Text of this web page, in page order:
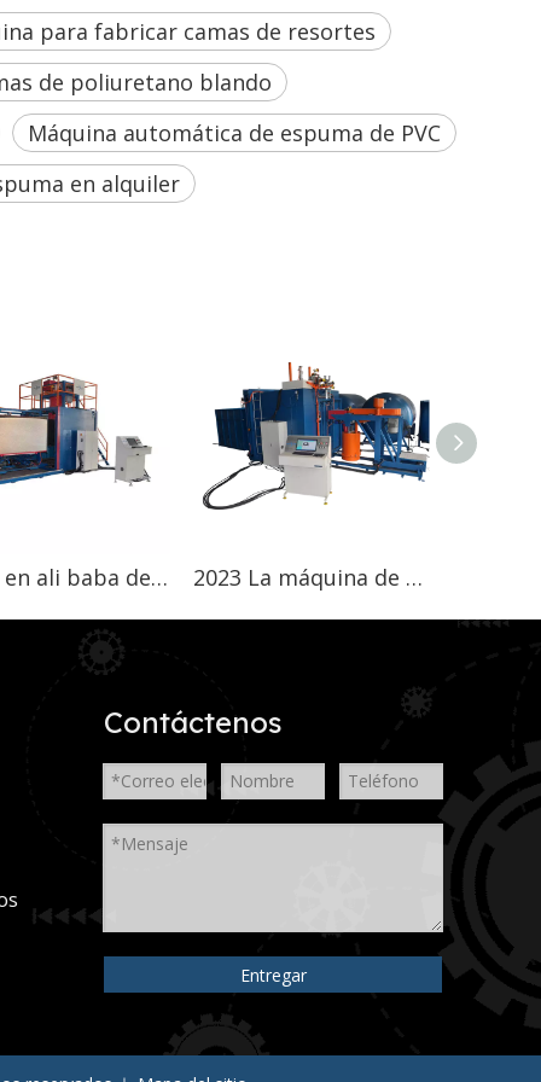
para fabricar camas de resortes
de poliuretano blando
Máquina automática de espuma de PVC
en alquiler
Orden en ali baba de china Máquina de espuma al vacío de elevación automática hecha en china 2023 La máquina de espuma al vacío más grande de doble moukds automática de alta calidad con función de parte superior plana
Contáctenos
Entregar